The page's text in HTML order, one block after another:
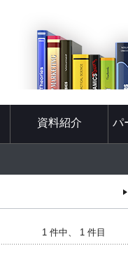
資料紹介 パ
1 件中、 1 件目